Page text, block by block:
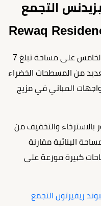
التجمع
يمتد كمبوند رواق ريزيدنس التجمع الخامس على مساحة تبلغ 7
من المسطحات الخضراء
واجهات المباني في مزيج
بالاسترخاء والتخفيف من
البنائية مقارنة
كبيرة موزعة على
ريفيرتون التجمع